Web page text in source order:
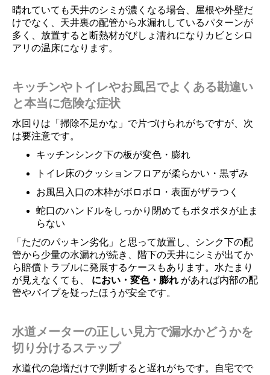
晴れていても天井のシミが濃くなる場合、屋根や外壁だ
けでなく、天井裏の配管から水漏れしているパターンが
多く、放置すると断熱材がびしょ濡れになりカビとシロ
アリの温床になります。
キッチンやトイレやお風呂でよくある勘違い
と本当に危険な症状
水回りは「掃除不足かな」で片づけられがちですが、次
は要注意です。
キッチンシンク下の板が変色・膨れ
トイレ床のクッションフロアが柔らかい・黒ずみ
お風呂入口の木枠がボロボロ・表面がザラつく
蛇口のハンドルをしっかり閉めてもポタポタが止ま
らない
「ただのパッキン劣化」と思って放置し、シンク下の配
管から少量の水漏れが続き、階下の天井にシミが出てか
ら賠償トラブルに発展するケースもあります。水たまり
が見えなくても、 におい・変色・膨れ があれば内部の配
管やパイプを疑ったほうが安全です。
水道メーターの正しい見方で漏水かどうかを
切り分けるステップ
水道代の急増だけで判断すると遅れがちです。自宅でで